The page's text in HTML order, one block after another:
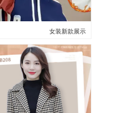
女装新款展示